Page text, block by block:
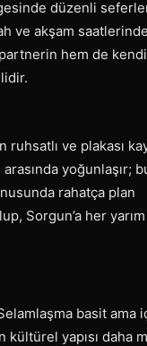
düzenli
ve akşam
hem de
ve plakası
yoğunlaşır;
rahatça plan
Sorgun’a her
basit ama
kültürel yapısı daha